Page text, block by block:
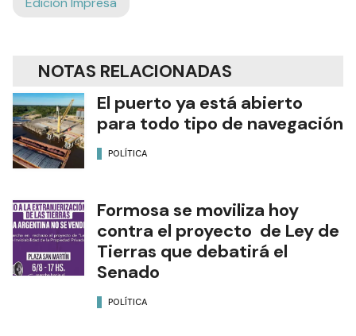
NOTAS RELACIONADAS
El puerto ya está abierto
para todo tipo de navegación
POLÍTICA
Formosa se moviliza hoy
contra el proyecto de Ley de
Tierras que debatirá el
Senado
POLÍTICA